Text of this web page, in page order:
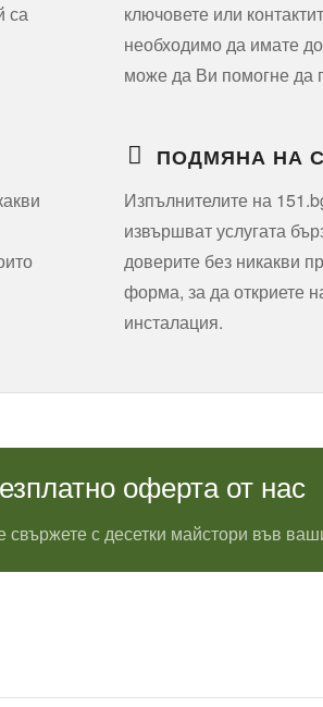
са
ключовете или
необходимо да имате
може да Ви помогне да
ПОДМЯНА НА
Изпълнителите на
извършват услугата
доверите без никакви
форма, за да откриете
инсталация.
оферта от нас
свържете с десетки майстори във